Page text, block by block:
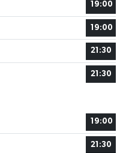
19:00
19:00
21:30
21:30
19:00
21:30